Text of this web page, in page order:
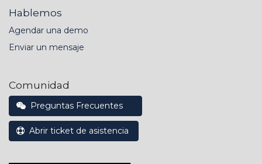
Hablemos
Agendar una demo
Enviar un mensaje
Comunidad
Preguntas Frecuentes
Abrir ticket de asistencia